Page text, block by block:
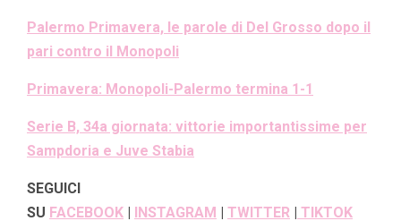
Palermo Primavera, le parole di Del Grosso dopo il
pari contro il Monopoli
Primavera: Monopoli-Palermo termina 1-1
Serie B, 34a giornata: vittorie importantissime per
Sampdoria e Juve Stabia
SEGUICI
SU FACEBOOK | INSTAGRAM | TWITTER | TIKTOK